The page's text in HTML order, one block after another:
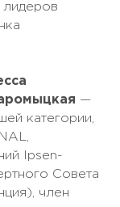
лидеров
—
категории,
Ipsen-
Совета
член